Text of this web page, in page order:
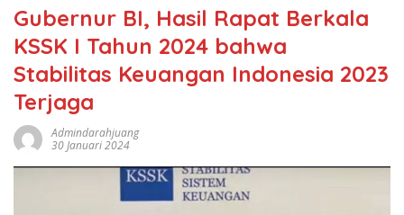
Gubernur BI, Hasil Rapat Berkala
KSSK I Tahun 2024 bahwa
Stabilitas Keuangan Indonesia 2023
Terjaga
Admindarahjuang
30 Januari 2024